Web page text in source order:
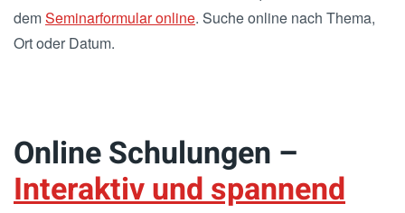
demSeminarformular online. Suche online nach Thema,
Ort oder Datum.
Online Schulungen –
Interaktiv und spannend